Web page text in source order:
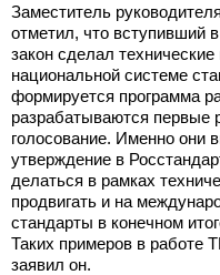
Заместитель
отметил, что вступивший
закон сделал
национальной системе
формируется программа
разрабатываются первые
голосование. Именно они
утверждение в
делаться в рамках
продвигать и на
стандарты в конечном
Таких примеров в работе
заявил он.